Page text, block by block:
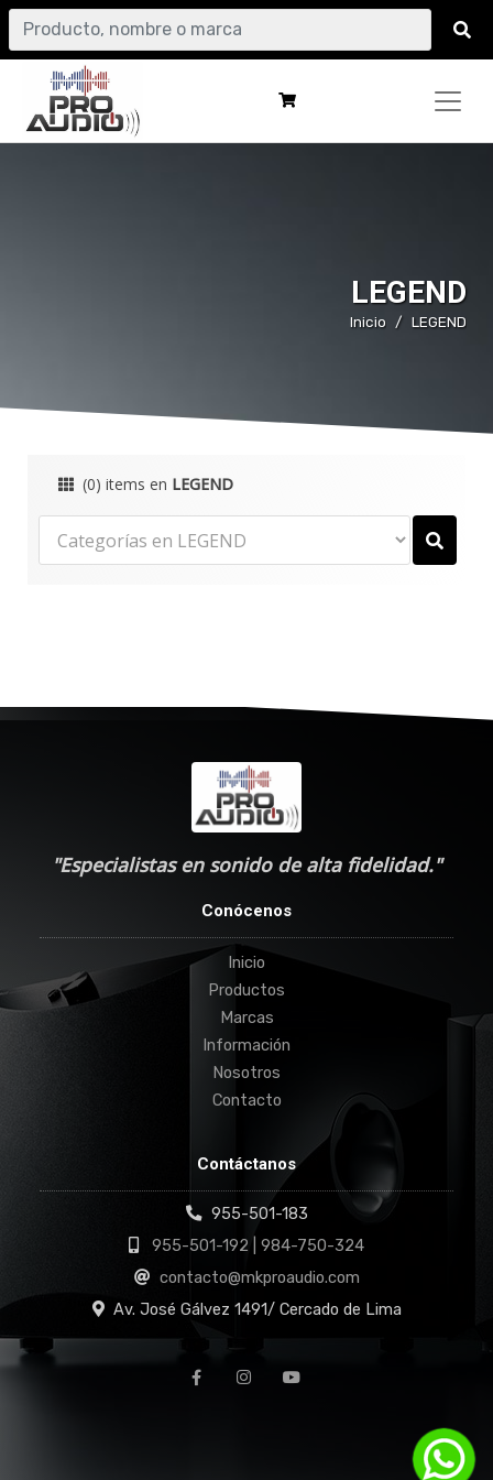
LEGEND
Inicio LEGEND
(0) items en LEGEND
"Especialistas en sonido de alta fidelidad."
Conócenos
Inicio
Productos
Marcas
Información
Nosotros
Contacto
Contáctanos
955-501-183
955-501-192 | 984-750-324
contacto@mkproaudio.com
Av. José Gálvez 1491/ Cercado de Lima